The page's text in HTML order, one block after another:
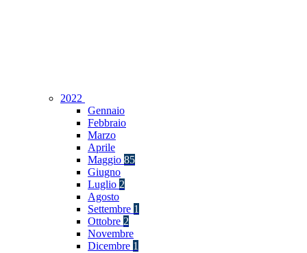
2022
Gennaio
Febbraio
Marzo
Aprile
Maggio 85
Giugno
Luglio 2
Agosto
Settembre 1
Ottobre 2
Novembre
Dicembre 1